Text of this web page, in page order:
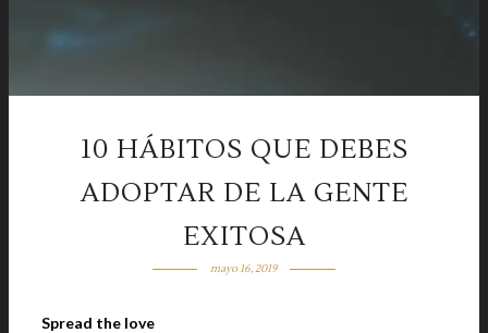
10 HÁBITOS QUE DEBES
ADOPTAR DE LA GENTE
EXITOSA
mayo 16, 2019
Spread the love